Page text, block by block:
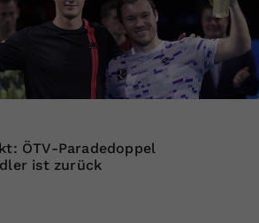
ÖTV-Paradedoppel
ist zurück